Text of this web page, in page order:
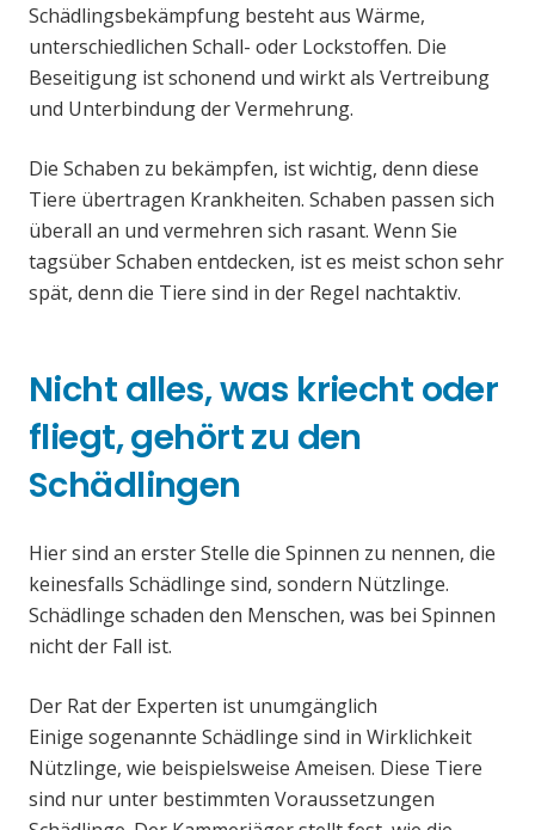
Schädlingsbekämpfung besteht aus Wärme,
unterschiedlichen Schall- oder Lockstoffen. Die
Beseitigung ist schonend und wirkt als Vertreibung
und Unterbindung der Vermehrung.
Die Schaben zu bekämpfen, ist wichtig, denn diese
Tiere übertragen Krankheiten. Schaben passen sich
überall an und vermehren sich rasant. Wenn Sie
tagsüber Schaben entdecken, ist es meist schon sehr
spät, denn die Tiere sind in der Regel nachtaktiv.
Nicht alles, was kriecht oder
fliegt, gehört zu den
Schädlingen
Hier sind an erster Stelle die Spinnen zu nennen, die
keinesfalls Schädlinge sind, sondern Nützlinge.
Schädlinge schaden den Menschen, was bei Spinnen
nicht der Fall ist.
Der Rat der Experten ist unumgänglich
Einige sogenannte Schädlinge sind in Wirklichkeit
Nützlinge, wie beispielsweise Ameisen. Diese Tiere
sind nur unter bestimmten Voraussetzungen